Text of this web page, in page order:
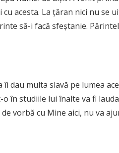
acesta. La ţăran nici nu se
să-i facă sfeştanie.
dau multa slavă pe lumea
în studiile lui înalte va fi
vorbă cu Mine aici, nu va